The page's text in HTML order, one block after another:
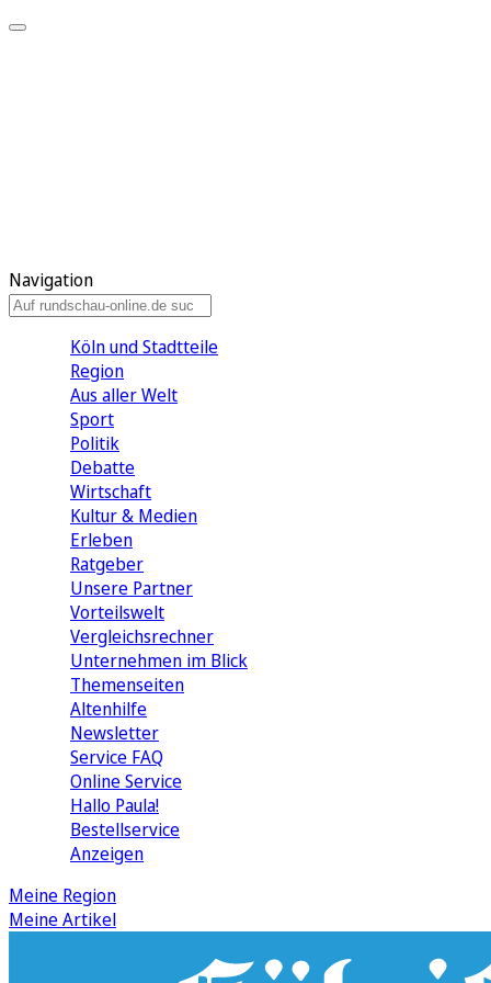
Navigation
Köln und Stadtteile
Region
Aus aller Welt
Sport
Politik
Debatte
Wirtschaft
Kultur & Medien
Erleben
Ratgeber
Unsere Partner
Vorteilswelt
Vergleichsrechner
Unternehmen im Blick
Themenseiten
Altenhilfe
Newsletter
Service FAQ
Online Service
Hallo Paula!
Bestellservice
Anzeigen
Meine Region
Meine Artikel